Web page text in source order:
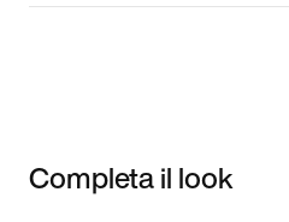
Completa il look